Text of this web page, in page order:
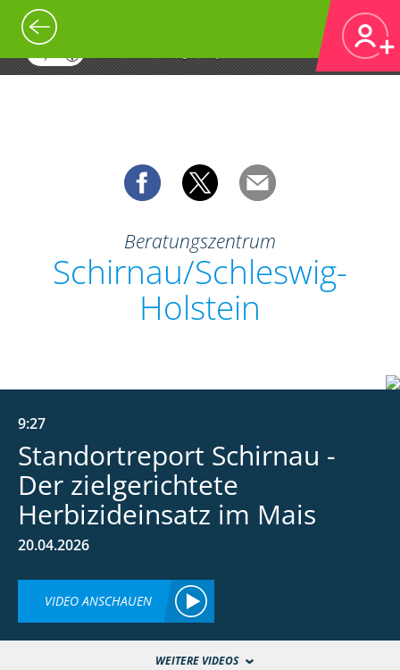
Öffnen
Beratungszentrum
Schirnau/Schleswig-
Holstein
9:27
Standortreport Schirnau -
Der zielgerichtete
Herbizideinsatz im Mais
20.04.2026
VIDEO ANSCHAUEN
WEITERE VIDEOS